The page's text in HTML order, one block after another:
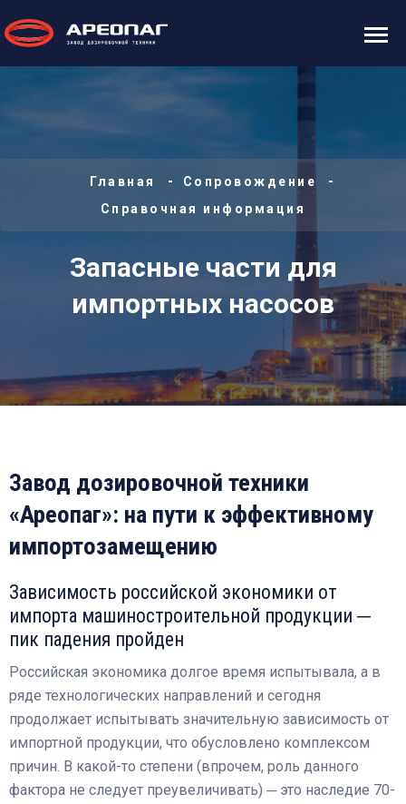
Главная
Сопровождение
Справочная информация
Запасные части для
импортных насосов
Завод дозировочной техники
«Ареопаг»: на пути к эффективному
импортозамещению
Зависимость российской экономики от
импорта машиностроительной продукции ─
пик падения пройден
Российская экономика долгое время испытывала, а в
ряде технологических направлений и сегодня
продолжает испытывать значительную зависимость от
импортной продукции, что обусловлено комплексом
причин. В какой-то степени (впрочем, роль данного
фактора не следует преувеличивать) ─ это наследие 70-